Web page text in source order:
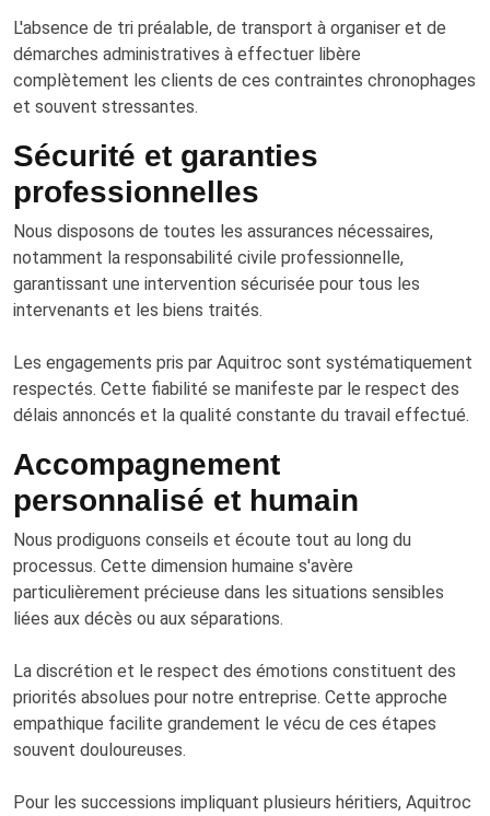
L'absence de tri préalable, de transport à organiser et de
démarches administratives à effectuer libère
complètement les clients de ces contraintes chronophages
et souvent stressantes.
Sécurité et garanties
professionnelles
Nous disposons de toutes les assurances nécessaires,
notamment la responsabilité civile professionnelle,
garantissant une intervention sécurisée pour tous les
intervenants et les biens traités.
Les engagements pris par Aquitroc sont systématiquement
respectés. Cette fiabilité se manifeste par le respect des
délais annoncés et la qualité constante du travail effectué.
Accompagnement
personnalisé et humain
Nous prodiguons conseils et écoute tout au long du
processus. Cette dimension humaine s'avère
particulièrement précieuse dans les situations sensibles
liées aux décès ou aux séparations.
La discrétion et le respect des émotions constituent des
priorités absolues pour notre entreprise. Cette approche
empathique facilite grandement le vécu de ces étapes
souvent douloureuses.
Pour les successions impliquant plusieurs héritiers, Aquitroc